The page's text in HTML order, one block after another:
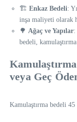
🏗️ Enkaz Bedeli:
inşa maliyeti olarak
🌳 Ağaç ve Yapılar:
bedeli,
veya Geç
Kamulaştırma bedeli